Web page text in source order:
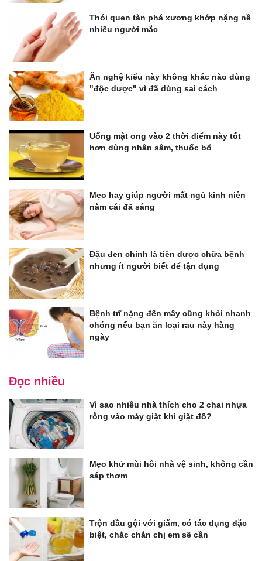
Thói quen tàn phá xương khớp nặng nề
nhiều người mắc
Ăn nghệ kiểu này không khác nào dùng
"độc dược" vì đã dùng sai cách
Uống mật ong vào 2 thời điểm này tốt
hơn dùng nhân sâm, thuốc bổ
Mẹo hay giúp người mất ngủ kinh niên
nằm cái đã sáng
Đậu đen chính là tiên dược chữa bệnh
nhưng ít người biết để tận dụng
Bệnh trĩ nặng đến mấy cũng khỏi nhanh
chóng nếu bạn ăn loại rau này hàng
ngày
Đọc nhiều
Vì sao nhiều nhà thích cho 2 chai nhựa
rỗng vào máy giặt khi giặt đồ?
Mẹo khử mùi hôi nhà vệ sinh, không cần
sáp thơm
Trộn dầu gội với giấm, có tác dụng đặc
biệt, chắc chắn chị em sẽ cần